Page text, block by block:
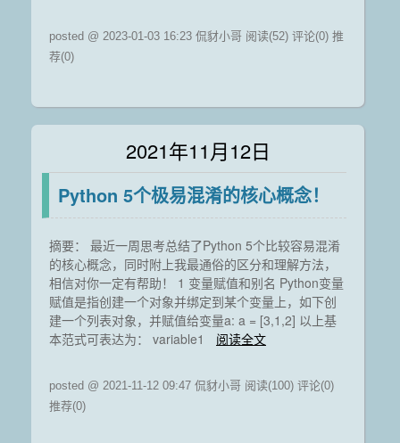
posted @ 2023-01-03 16:23 侃豺小哥 阅读(52) 评论(0) 推
荐(0)
2021年11月12日
Python 5个极易混淆的核心概念！
摘要： 最近一周思考总结了Python 5个比较容易混淆
的核心概念，同时附上我最通俗的区分和理解方法，
相信对你一定有帮助！ 1 变量赋值和别名 Python变量
赋值是指创建一个对象并绑定到某个变量上，如下创
建一个列表对象，并赋值给变量a: a = [3,1,2] 以上基
本范式可表达为： variable1
阅读全文
posted @ 2021-11-12 09:47 侃豺小哥 阅读(100) 评论(0)
推荐(0)